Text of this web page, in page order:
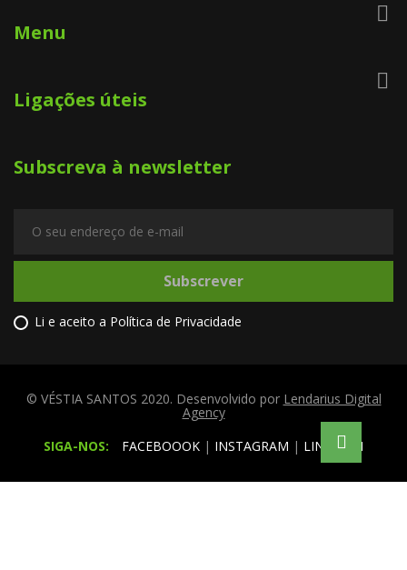
Menu

Ligações úteis

Subscreva à newsletter
Subscrever
Li e aceito a Política de Privacidade
© VÉSTIA SANTOS 2020. Desenvolvido por Lendarius Digital
Agency
SIGA-NOS:
FACEBOOOK | INSTAGRAM | LINKEDIN